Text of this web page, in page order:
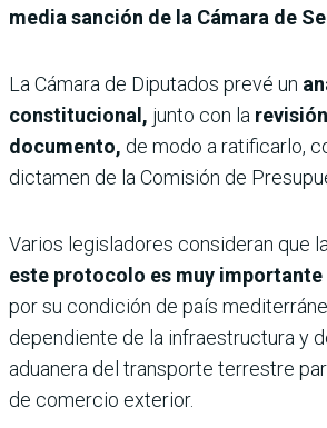
media sanción de la Cámara de
La Cámara de Diputados prevé un
constitucional, junto con la
documento, de modo a ratificarlo,
dictamen de la Comisión de
Varios legisladores consideran que la
este protocolo es muy importante
por su condición de país
dependiente de la infraestructura y
aduanera del transporte terrestre
de comercio exterior.